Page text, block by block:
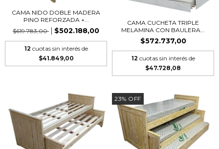
CAMA NIDO DOBLE MADERA
PINO REFORZADA +...
$619.783,00
$502.188,00
12 cuotas sin interés de
$41.849,00
CAMA CUCHETA TRIPLE
MELAMINA CON BAULERA...
$572.737,00
12 cuotas sin interés de
$47.728,08
23% OFF